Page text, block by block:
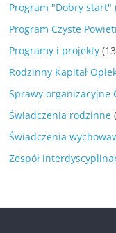
Program "Dobry start"
Program Czyste
Programy i projekty
Rodzinny Kapitał
Sprawy organizacyjne
Świadczenia rodzinne
Świadczenia
Zespół